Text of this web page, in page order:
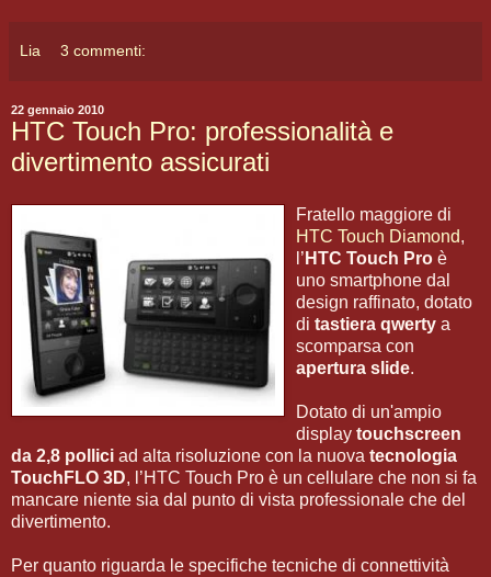
Lia 3 commenti:
22 gennaio 2010
HTC Touch Pro: professionalità e
divertimento assicurati
Fratello maggiore di
HTC Touch Diamond,
l’ HTC Touch Pro è
uno smartphone dal
design raffinato, dotato
di tastiera qwerty a
scomparsa con
apertura slide.
Dotato di un'ampio
display touchscreen
da 2,8 pollici ad alta risoluzione con la nuova tecnologia
TouchFLO 3D, l’HTC Touch Pro è un cellulare che non si fa
mancare niente sia dal punto di vista professionale che del
divertimento.
Per quanto riguarda le specifiche tecniche di connettività